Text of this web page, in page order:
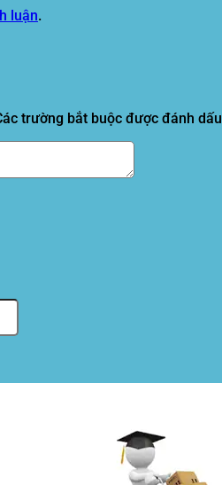
luận.
trường bắt buộc được đánh dấu